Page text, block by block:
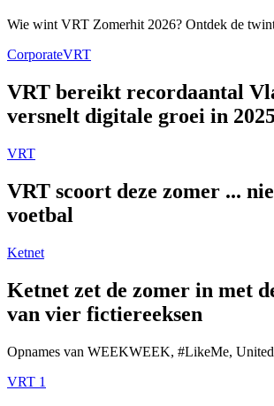
Wie wint VRT Zomerhit 2026? Ontdek de
CorporateVRT
VRT bereikt recordaantal
versnelt digitale groei in
VRT
VRT scoort deze zomer ...
voetbal
Ketnet
Ketnet zet de zomer in met
van vier fictiereeksen
Opnames van WEEKWEEK, #LikeMe,
VRT 1